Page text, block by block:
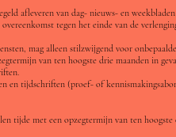
afleveren van dag- nieuws- en
tegen het einde van de
mag alleen stilzwijgend voor
van ten hoogste drie maanden in
en tijdschriften (proef- of
tijde met een opzegtermijn van ten hoogste